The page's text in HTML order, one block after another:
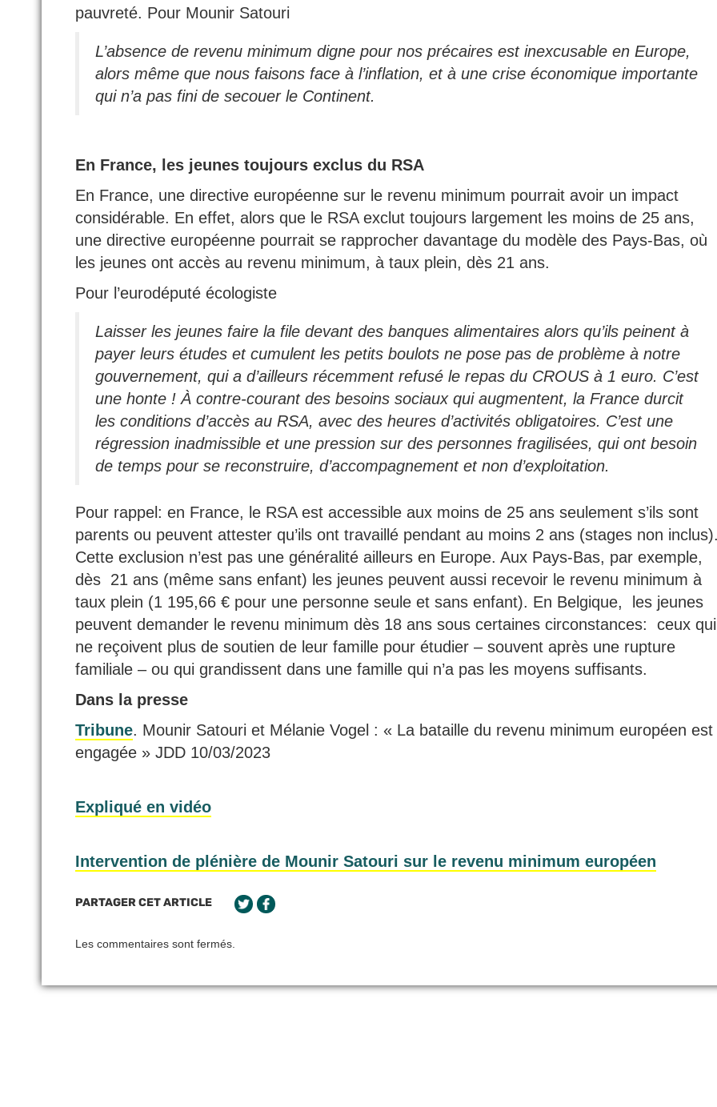
pauvreté. Pour Mounir Satouri
L’absence de revenu minimum digne pour nos précaires est inexcusable en Europe,
alors même que nous faisons face à l’inflation, et à une crise économique importante
qui n’a pas fini de secouer le Continent.
En France, les jeunes toujours exclus du RSA
En France, une directive européenne sur le revenu minimum pourrait avoir un impact
considérable. En effet, alors que le RSA exclut toujours largement les moins de 25 ans,
une directive européenne pourrait se rapprocher davantage du modèle des Pays-Bas, où
les jeunes ont accès au revenu minimum, à taux plein, dès 21 ans.
Pour l’eurodéputé écologiste
Laisser les jeunes faire la file devant des banques alimentaires alors qu’ils peinent à
payer leurs études et cumulent les petits boulots ne pose pas de problème à notre
gouvernement, qui a d’ailleurs récemment refusé le repas du CROUS à 1 euro. C’est
une honte ! À contre-courant des besoins sociaux qui augmentent, la France durcit
les conditions d’accès au RSA, avec des heures d’activités obligatoires. C’est une
régression inadmissible et une pression sur des personnes fragilisées, qui ont besoin
de temps pour se reconstruire, d’accompagnement et non d’exploitation.
Pour rappel: en France, le RSA est accessible aux moins de 25 ans seulement s’ils sont
parents ou peuvent attester qu’ils ont travaillé pendant au moins 2 ans (stages non
Cette exclusion n’est pas une généralité ailleurs en Europe. Aux Pays-Bas, par exemple,
dès 21 ans (même sans enfant) les jeunes peuvent aussi recevoir le revenu minimum à
taux plein (1 195,66 € pour une personne seule et sans enfant). En Belgique, les jeunes
peuvent demander le revenu minimum dès 18 ans sous certaines circonstances: ceux qui
ne reçoivent plus de soutien de leur famille pour étudier – souvent après une rupture
familiale – ou qui grandissent dans une famille qui n’a pas les moyens suffisants.
Dans la presse
Tribune. Mounir Satouri et Mélanie Vogel : « La bataille du revenu minimum européen est
engagée » JDD 10/03/2023
Expliqué en vidéo
Intervention de plénière de Mounir Satouri sur le revenu minimum européen
PARTAGER CET ARTICLE
Les commentaires sont fermés.